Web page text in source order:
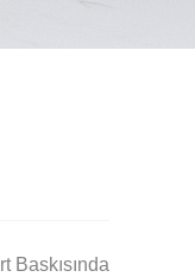
Baskısında